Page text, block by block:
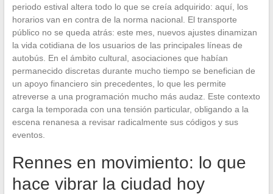
periodo estival altera todo lo que se creía adquirido: aquí, los
horarios van en contra de la norma nacional. El transporte
público no se queda atrás: este mes, nuevos ajustes dinamizan
la vida cotidiana de los usuarios de las principales líneas de
autobús. En el ámbito cultural, asociaciones que habían
permanecido discretas durante mucho tiempo se benefician de
un apoyo financiero sin precedentes, lo que les permite
atreverse a una programación mucho más audaz. Este contexto
carga la temporada con una tensión particular, obligando a la
escena renanesa a revisar radicalmente sus códigos y sus
eventos.
Rennes en movimiento: lo que
hace vibrar la ciudad hoy